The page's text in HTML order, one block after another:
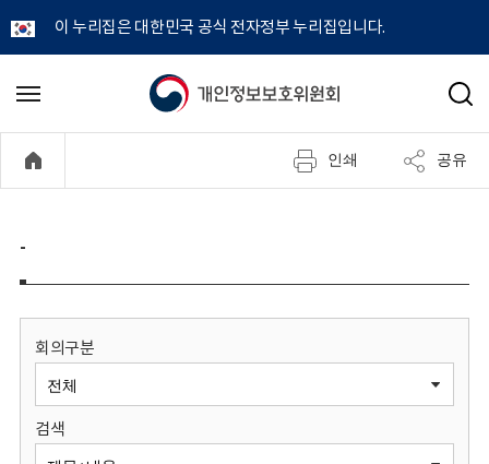
이 누리집은 대한민국 공식 전자정부 누리집입니다.
개
정
보
원
메
기
검
인쇄 공유
-
회의구분
검색